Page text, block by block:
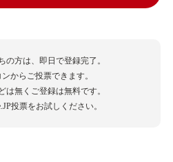
の方は、即日で登録完了。
からご投票できます。
は無くご登録は無料です。
投票をお試しください。